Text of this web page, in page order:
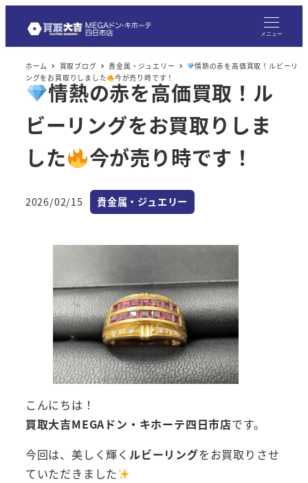
メニュー
ホーム 買取ブログ 貴金属・ジュエリー
情熱の赤を高価買取！ルビーリ
ングをお買取りしました
今が売り時です！
情熱の赤を高価買取！ル
ビーリングをお買取りしま
した
今が売り時です！
投稿日
2026/02/15 カテゴリー
貴金属・ジュエリー
こんにちは！
買取大吉MEGAドン・キホーテ四日市店です。
今回は、美しく輝く ルビーリングをお買取りさせ
ていただきました